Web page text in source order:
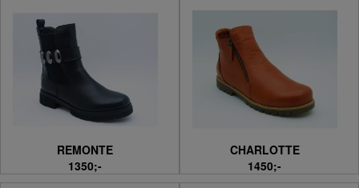
REMONTE
1350;-
CHARLOTTE
1450;-